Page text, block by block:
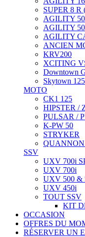
SUPER 8 R
AGILITY
AGILITY 50
AGILITY
ANCIEN
KRV200
XCITING
Downtown
Skytown 125
MOTO
CK1 125
HIPSTER /
PULSAR /
K-PW 50
STRYKER
SSV
UXV 700i
UXV 700i
UXV 500 &
UXV 450i
TOUT SSV
KIT
OCCASION
OFFRES DU
RÉSERVER UN